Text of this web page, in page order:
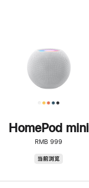
HomePod mini
RMB 999
当前浏览